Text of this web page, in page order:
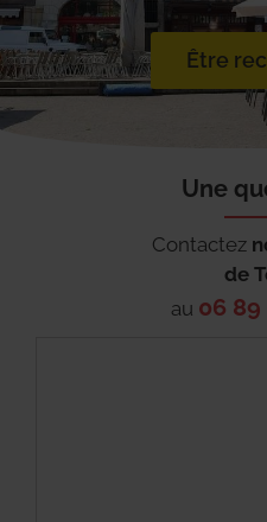
Être
Une
Contactez
de
au 06 89